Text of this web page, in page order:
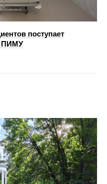
поступает
ПИМУ